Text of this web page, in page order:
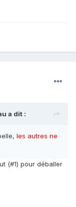
a dit :
les autres ne
(#1) pour déballer